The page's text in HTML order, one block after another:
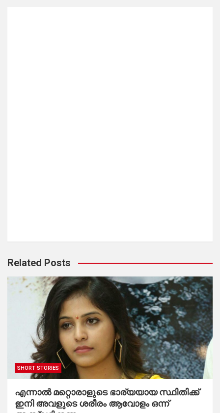
Related Posts
SHORT STORIES
എന്നാൽ മറ്റൊരാളുടെ ഭാര്യയായ സ്ഥിതിക്ക്
ഇനി അവളുടെ ശരീരം ആവോളം ഒന്ന്